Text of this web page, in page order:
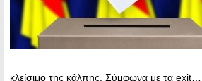
κλείσιμο της κάλπης. Σύμφωνα με τα exit…